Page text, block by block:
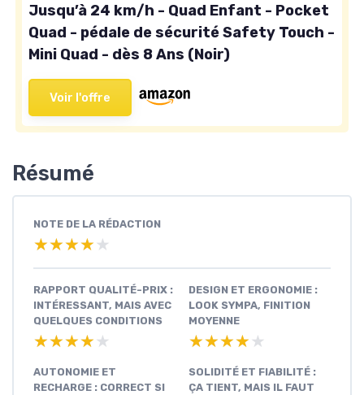
Jusqu’à 24 km/h - Quad Enfant - Pocket
Quad - pédale de sécurité Safety Touch -
Mini Quad - dès 8 Ans (Noir)
Voir l'offre
Résumé
NOTE DE LA RÉDACTION
★★★★★
★★★★★
RAPPORT QUALITÉ-PRIX :
INTÉRESSANT, MAIS AVEC
QUELQUES CONDITIONS
★★★★★
★★★★★
DESIGN ET ERGONOMIE :
LOOK SYMPA, FINITION
MOYENNE
★★★★★
★★★★★
AUTONOMIE ET
RECHARGE : CORRECT SI
SOLIDITÉ ET FIABILITÉ :
ÇA TIENT, MAIS IL FAUT